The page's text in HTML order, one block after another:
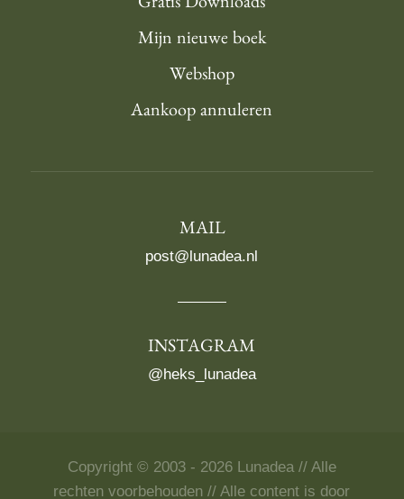
Gratis Downloads
Mijn nieuwe boek
Webshop
Aankoop annuleren
MAIL
post@lunadea.nl
INSTAGRAM
@heks_lunadea
Copyright © 2003 - 2026 Lunadea // Alle
rechten voorbehouden // Alle content is door